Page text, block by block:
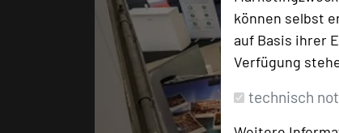
können selbst
auf Basis ihrer
Verfügung
technisch